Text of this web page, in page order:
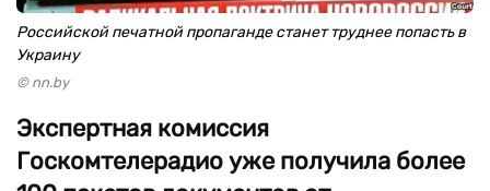
Российской печатной пропаганде станет труднее попасть в
Украину
© nn.by
Экспертная комиссия
Госкомтелерадио уже получила более